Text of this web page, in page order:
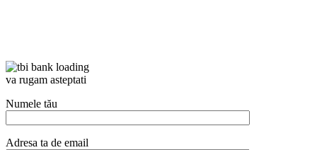
va rugam asteptati
Numele tău
Adresa ta de email